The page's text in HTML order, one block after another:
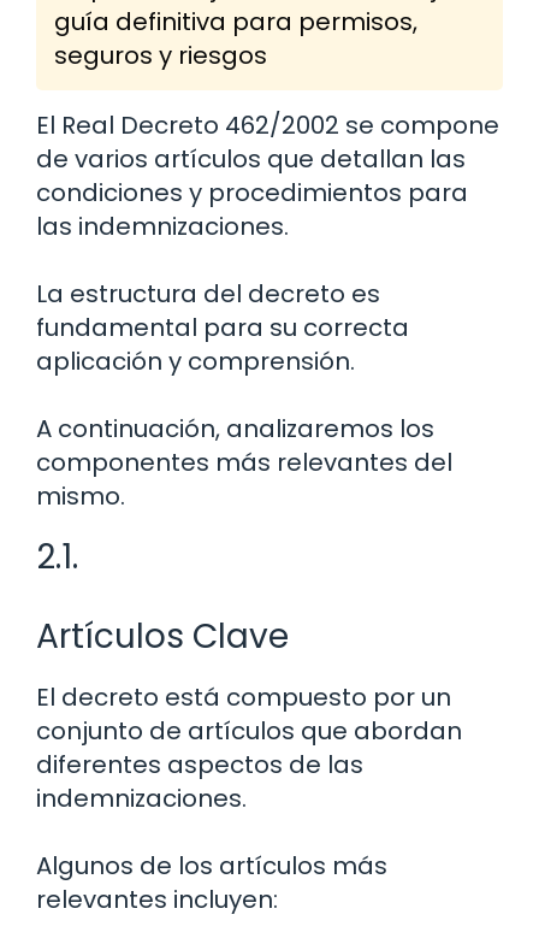
guía definitiva para permisos,
seguros y riesgos
El Real Decreto 462/2002 se compone
de varios artículos que detallan las
condiciones y procedimientos para
las indemnizaciones.
La estructura del decreto es
fundamental para su correcta
aplicación y comprensión.
A continuación, analizaremos los
componentes más relevantes del
mismo.
2.1.
Artículos Clave
El decreto está compuesto por un
conjunto de artículos que abordan
diferentes aspectos de las
indemnizaciones.
Algunos de los artículos más
relevantes incluyen: